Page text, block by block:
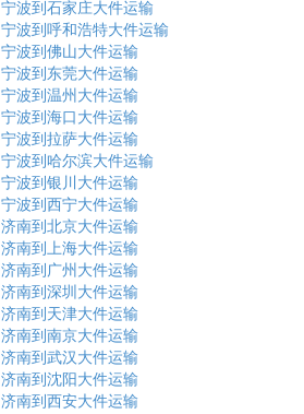
宁波到石家庄大件运输
宁波到呼和浩特大件运输
宁波到佛山大件运输
宁波到东莞大件运输
宁波到温州大件运输
宁波到海口大件运输
宁波到拉萨大件运输
宁波到哈尔滨大件运输
宁波到银川大件运输
宁波到西宁大件运输
济南到北京大件运输
济南到上海大件运输
济南到广州大件运输
济南到深圳大件运输
济南到天津大件运输
济南到南京大件运输
济南到武汉大件运输
济南到沈阳大件运输
济南到西安大件运输